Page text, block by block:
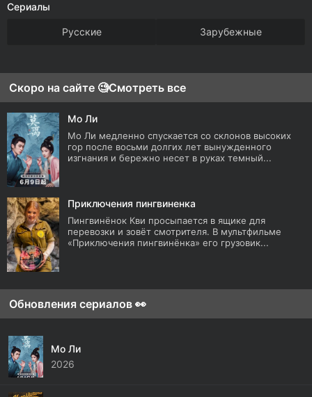
Сериалы
Русские Зарубежные
Скоро на сайте 🧐Смотреть все
Мо Ли
Мо Ли медленно спускается со склонов высоких
гор после восьми долгих лет вынужденного
изгнания и бережно несет в руках темный...
Приключения пингвиненка
Пингвинёнок Кви просыпается в ящике для
перевозки и зовёт смотрителя. В мультфильме
«Приключения пингвинёнка» его грузовик...
Обновления сериалов 👀
Мо Ли
2026